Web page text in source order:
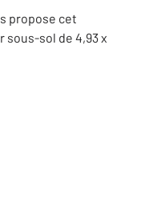
propose cet
sous-sol de 4,93 x